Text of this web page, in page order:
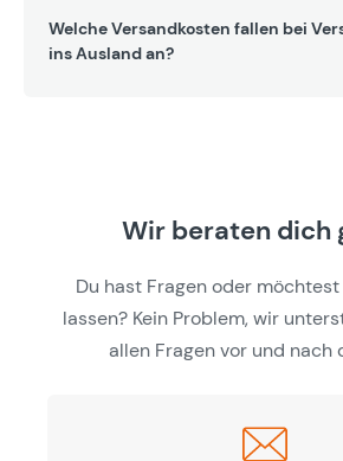
Welche Versandkosten fallen bei
ins Ausland an?
Wir beraten dich
Du hast Fragen oder
lassen? Kein Problem, wir
allen Fragen vor und nach